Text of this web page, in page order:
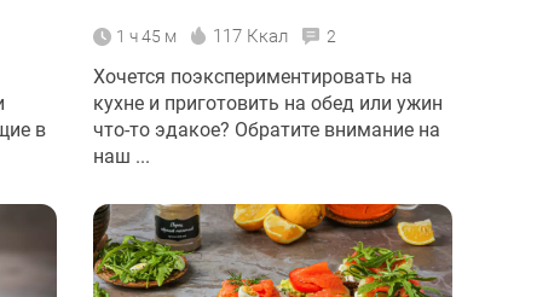
в
1 ч 45 м 117 Ккал 2
Хочется поэкспериментировать на
кухне и приготовить на обед или ужин
что-то эдакое? Обратите внимание на
наш ...